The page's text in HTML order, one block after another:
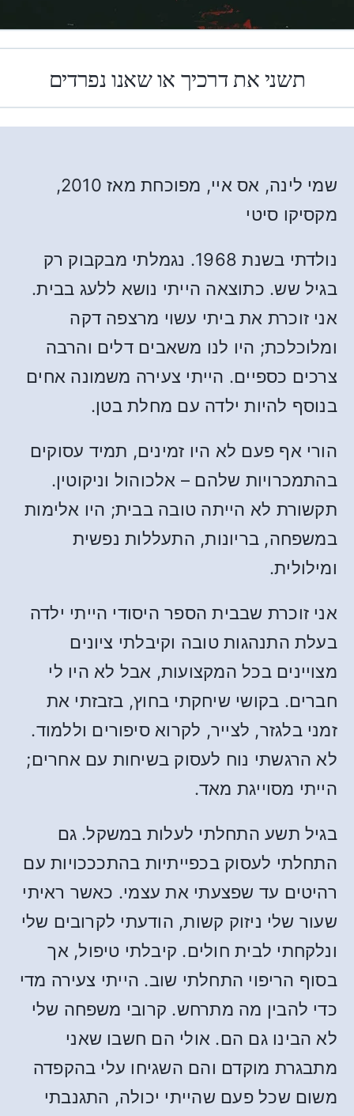
תשני את דרכיך או שאנו נפרדים
שמי לינה, אס איי, מפוכחת מאז 2010,
מקסיקו סיטי
נולדתי בשנת 1968. נגמלתי מבקבוק רק
בגיל שש. כתוצאה הייתי נושא ללעג בבית.
אני זוכרת את ביתי עשוי מרצפה דקה
ומלוכלכת; היו לנו משאבים דלים והרבה
צרכים כספיים. הייתי צעירה משמונה אחים
בנוסף להיות ילדה עם מחלת בטן.
הורי אף פעם לא היו זמינים, תמיד עסוקים
בהתמכרויות שלהם – אלכוהול וניקוטין.
תקשורת לא הייתה טובה בבית; היו אלימות
במשפחה, בריונות, התעללות נפשית
ומילולית.
אני זוכרת שבבית הספר היסודי הייתי ילדה
בעלת התנהגות טובה וקיבלתי ציונים
מצויינים בכל המקצועות, אבל לא היו לי
חברים. בקושי שיחקתי בחוץ, בזבזתי את
זמני בלגזר, לצייר, לקרוא סיפורים וללמוד.
לא הרגשתי נוח לעסוק בשיחות עם אחרים;
הייתי מסוייגת מאד.
בגיל תשע התחלתי לעלות במשקל. גם
התחלתי לעסוק בכפייתיות בהתכככויות עם
רהיטים עד שפצעתי את עצמי. כאשר ראיתי
שעור שלי ניזוק קשות, הודעתי לקרובים שלי
ונלקחתי לבית חולים. קיבלתי טיפול, אך
בסוף הריפוי התחלתי שוב. הייתי צעירה מדי
כדי להבין מה מתרחש. קרובי משפחה שלי
לא הבינו גם הם. אולי הם חשבו שאני
מתבגרת מוקדם והם השגיחו עלי בהקפדה
משום שכל פעם שהייתי יכולה, התגנבתי